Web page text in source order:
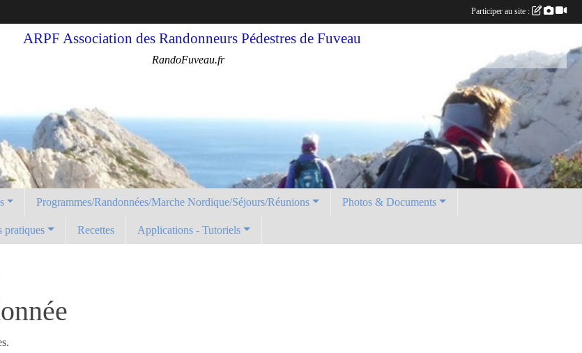
ARPF Association des Randonneurs Pédestres de Fuveau
RandoFuveau.fr
Programmes/Randonnées/Marche Nordique/Séjours/Réunions Photos & Documents
pratiques Recettes Applications - Tutoriels
Participer au site :